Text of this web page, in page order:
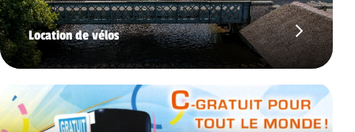
Location de vélos